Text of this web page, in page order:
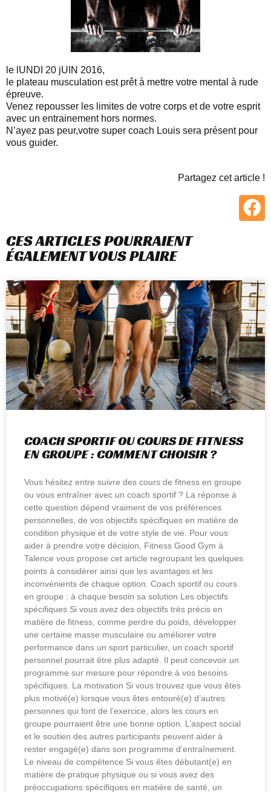
le lUNDI 20 jUIN 2016,
le plateau musculation est prêt à mettre votre mental à rude
épreuve.
Venez repousser les limites de votre corps et de votre esprit
avec un entrainement hors normes.
N’ayez pas peur,votre super coach Louis sera présent pour
vous guider.
Partagez cet article !
CES ARTICLES POURRAIENT
ÉGALEMENT VOUS PLAIRE
COACH SPORTIF OU COURS DE FITNESS
EN GROUPE : COMMENT CHOISIR ?
Vous hésitez entre suivre des cours de fitness en groupe
ou vous entraîner avec un coach sportif ? La réponse à
cette question dépend vraiment de vos préférences
personnelles, de vos objectifs spécifiques en matière de
condition physique et de votre style de vie. Pour vous
aider à prendre votre décision, Fitness Good Gym à
Talence vous propose cet article regroupant les quelques
points à considérer ainsi que les avantages et les
inconvénients de chaque option. Coach sportif ou cours
en groupe : à chaque besoin sa solution Les objectifs
spécifiques Si vous avez des objectifs très précis en
matière de fitness, comme perdre du poids, développer
une certaine masse musculaire ou améliorer votre
performance dans un sport particulier, un coach sportif
personnel pourrait être plus adapté. Il peut concevoir un
programme sur mesure pour répondre à vos besoins
spécifiques. La motivation Si vous trouvez que vous êtes
plus motivé(e) lorsque vous êtes entouré(e) d’autres
personnes qui font de l’exercice, alors les cours en
groupe pourraient être une bonne option. L’aspect social
et le soutien des autres participants peuvent aider à
rester engagé(e) dans son programme d’entraînement.
Le niveau de compétence Si vous êtes débutant(e) en
matière de pratique physique ou si vous avez des
préoccupations spécifiques en matière de santé, un